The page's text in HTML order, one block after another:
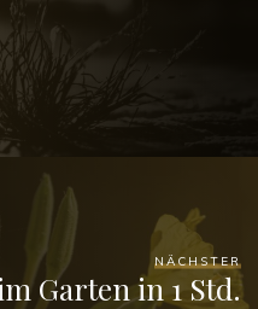
NÄCHSTER
Garten in 1 Std.